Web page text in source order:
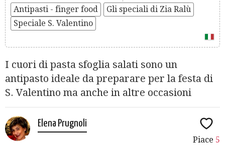
Antipasti - finger food
Gli speciali di Zia Ralù
Speciale S. Valentino
I cuori di pasta sfoglia salati sono un
antipasto ideale da preparare per la festa di
S. Valentino ma anche in altre occasioni
Elena Prugnoli
Piace 5